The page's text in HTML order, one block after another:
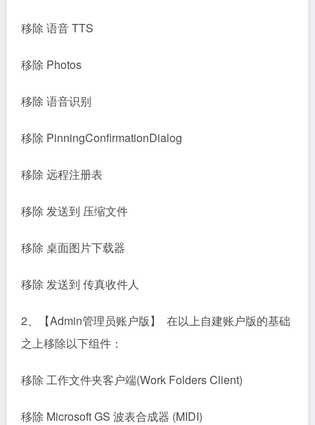
移除 语音 TTS
移除 Photos
移除 语音识别
移除 PinningConfirmationDialog
移除 远程注册表
移除 发送到 压缩文件
移除 桌面图片下载器
移除 发送到 传真收件人
2、【Admin管理员账户版】 在以上自建账户版的基础
之上移除以下组件：
移除 工作文件夹客户端(Work Folders Client)
移除 Microsoft GS 波表合成器 (MIDI)